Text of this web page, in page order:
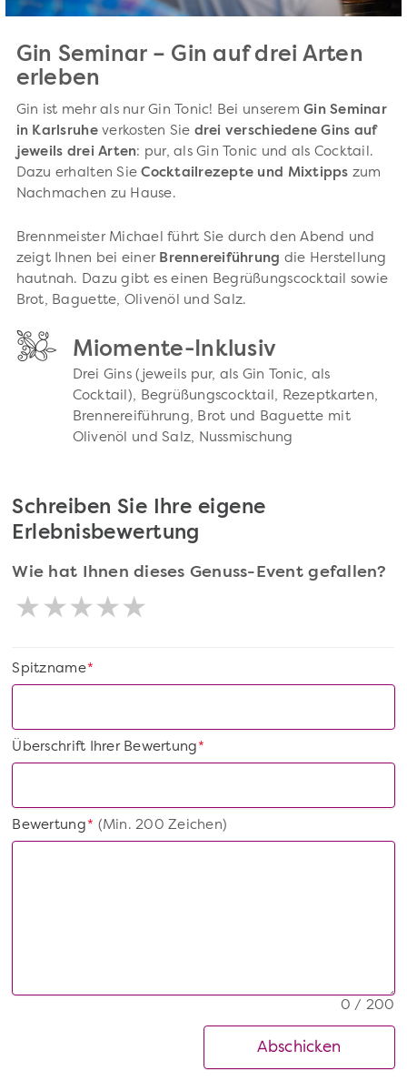
Gin Seminar – Gin auf drei Arten
erleben
Gin ist mehr als nur Gin Tonic! Bei unseremGin Seminar
in Karlsruheverkosten Sie drei verschiedene Gins auf
jeweils drei Arten: pur, als Gin Tonic und als Cocktail.
Dazu erhalten SieCocktailrezepte und Mixtipps zum
Nachmachen zu Hause.
Brennmeister Michael führt Sie durch den Abend und
zeigt Ihnen bei einer Brennereiführung die Herstellung
hautnah. Dazu gibt es einen Begrüßungscocktail sowie
Brot, Baguette, Olivenöl und Salz.
Miomente-Inklusiv
Drei Gins (jeweils pur, als Gin Tonic, als
Cocktail), Begrüßungscocktail, Rezeptkarten,
Brennereiführung, Brot und Baguette mit
Olivenöl und Salz, Nussmischung
Schreiben Sie Ihre eigene
Erlebnisbewertung
Wie hat Ihnen dieses Genuss-Event gefallen?
*
Spitzname
*
Überschrift Ihrer Bewertung
*
Bewertung(Min. 200 Zeichen)
0 / 200
Abschicken